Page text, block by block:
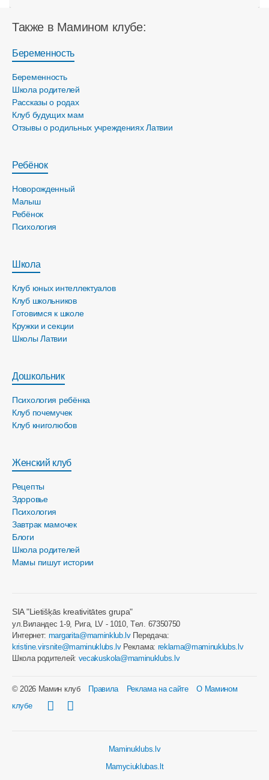
Также в Мамином клубе:
Беременность
Беременность
Школа родителей
Рассказы о родах
Клуб будущих мам
Отзывы о родильных учреждениях Латвии
Ребёнок
Новорожденный
Малыш
Ребёнок
Психология
Школа
Клуб юных интеллектуалов
Клуб школьников
Готовимся к школе
Кружки и секции
Школы Латвии
Дошкольник
Психология ребёнка
Клуб почемучек
Клуб книголюбов
Женский клуб
Рецепты
Здоровье
Психология
Завтрак мамочек
Блоги
Школа родителей
Мамы пишут истории
SIA "Lietišķās kreativitātes grupa"
ул.Виландес 1-9, Рига, LV - 1010, Tел. 67350750
Интернет: margarita@maminklub.lvПередача:
kristine.virsnite@maminuklubs.lvРеклама: reklama@maminuklubs.lv
Школа родителей: vecakuskola@maminuklubs.lv
© 2026 Мамин клуб Правила Реклама на сайте
О Мамином
клубе
Maminuklubs.lv
Mamyciuklubas.lt